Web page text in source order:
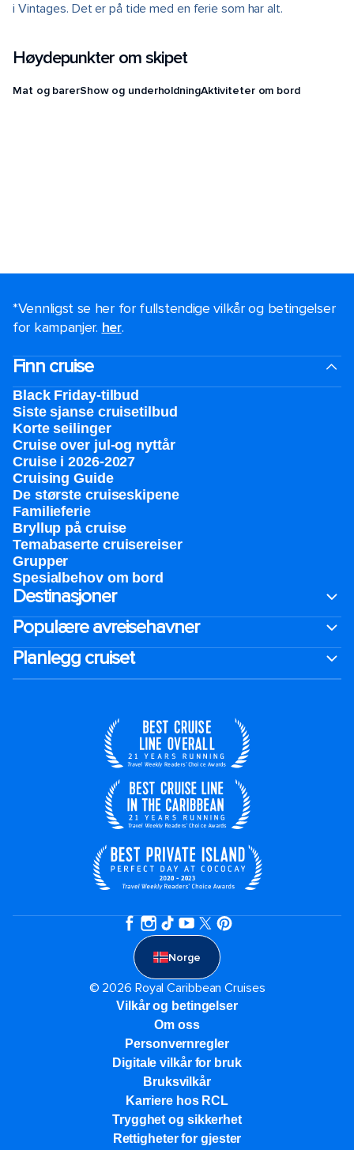
i Vintages. Det er på tide med en ferie som har alt.
Høydepunkter om skipet
Mat og barerShow og underholdningAktiviteter om bord
*Vennligst se her for fullstendige vilkår og betingelser
for kampanjer. her.
Finn cruise
Black Friday-tilbud
Siste sjanse cruisetilbud
Korte seilinger
Cruise over jul-og nyttår
Cruise i 2026-2027
Cruising Guide
De største cruiseskipene
Familieferie
Bryllup på cruise
Temabaserte cruisereiser
Grupper
Spesialbehov om bord
Destinasjoner
Populære avreisehavner
Planlegg cruiset
Norge
© 2026 Royal Caribbean Cruises
Vilkår og betingelser
Om oss
Personvernregler
Digitale vilkår for bruk
Bruksvilkår
Karriere hos RCL
Trygghet og sikkerhet​
Rettigheter for gjester